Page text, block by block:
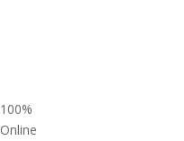
100%
Online